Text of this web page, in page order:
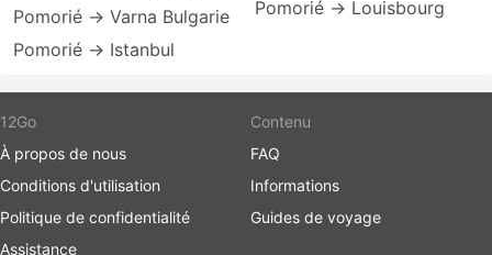
Pomorié → Varna Bulgarie
Pomorié → Istanbul
Pomorié → Louisbourg
12Go
À propos de nous
Conditions d'utilisation
Politique de confidentialité
Assistance
Contenu
FAQ
Informations
Guides de voyage